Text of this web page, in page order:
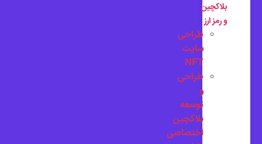
بلاکچین
و رمز ارز
طراحی
سایت
NFT
طراحی
توسعه
بلاکچین
اختصاصی